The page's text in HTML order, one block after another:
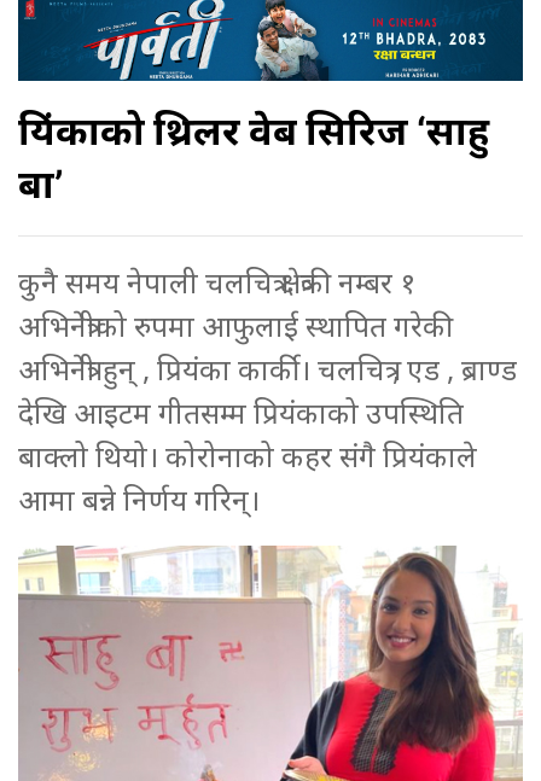
प्रियंकाको थ्रिलर वेब सिरिज ‘साहु
बा’
कुनै समय नेपाली चलचित्र क्षेत्रकी नम्बर १
अभिनेत्रीको रुपमा आफुलाई स्थापित गरेकी
अभिनेत्री हुन् , प्रियंका कार्की। चलचित्र , एड , ब्राण्ड
देखि आइटम गीतसम्म प्रियंकाको उपस्थिति
बाक्लो थियो। कोरोनाको कहर संगै प्रियंकाले
आमा बन्ने निर्णय गरिन्।